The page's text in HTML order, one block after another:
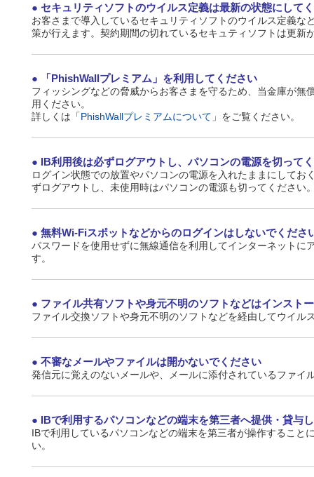
セキュリティソフトのウイルス定義は最新の状態にして
お客さまで導入しているセキュリティソフトのウイルス定義
策が行えます。契約期間の切れているセキュティソフトは更新
「PhishWallプレミアム」を利用してください
フィッシングなどの脅威からお客さまを守るため、当金庫が
用ください。
詳しくは「PhishWallプレミアムについて 」をご覧ください。
IB利用後は必ずログアウトし、パソコンの電源を切って
ログイン状態での放置やパソコンの電源を入れたままにして
ずログアウトし、未使用時はパソコンの電源も切ってください
無料Wi-Fiスポットなどからのログインはしないでくださ
パスワードを使用せずに無線通信を利用してインターネット
す。
ファイル共有ソフトや身元不明のソフトなどはインスト
ファイル交換ソフトや身元不明のソフトなどを経由してウイ
不審なメールやファイルは開かないでください
発信元に覚えのないメールや、メールに添付されているファ
IBで利用するパソコンなどの端末を第三者へ提供・貸与
IBで利用しているパソコンなどの端末を第三者が操作するこ
い。